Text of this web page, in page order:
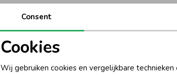
Noodzakelijke cookies
Consent
Cookies
Wij gebruiken cookies en vergelijkbare